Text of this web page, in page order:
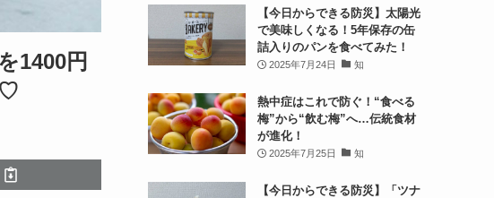
1400円
♡
【今日からできる防災】太陽光
で美味しくなる！5年保存の缶
詰入りのパンを食べてみた！
2025年7月24日 知
熱中症はこれで防ぐ！“食べる
梅”から“飲む梅”へ…伝統食材
が進化！
2025年7月25日 知
【今日からできる防災】「ツナ